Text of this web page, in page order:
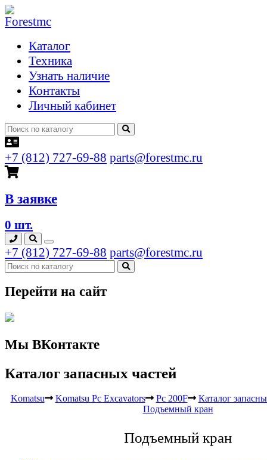
Каталог
Техника
Узнать наличие
Контакты
Личный кабинет
+7 (812) 727-69-88 parts@forestmc.ru
В заявке
0 шт.
+7 (812) 727-69-88 parts@forestmc.ru
Перейти на сайт
Мы ВКонтакте
Каталог запасных частей
Komatsu Komatsu Pc Excavators Pc 200F
Каталог
Подъемный кран
Подъемный кран